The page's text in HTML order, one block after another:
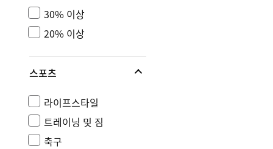
30% 이상
20% 이상
스포츠
라이프스타일
트레이닝 및 짐
축구